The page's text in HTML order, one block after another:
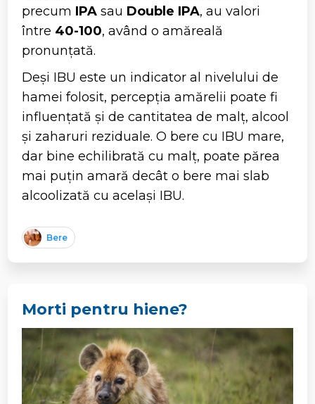
precum IPA sau Double IPA, au valori
între 40-100, având o amăreală
pronunțată.
Deși IBU este un indicator al nivelului de
hamei folosit, percepția amărelii poate fi
influențată și de cantitatea de malț, alcool
și zaharuri reziduale. O bere cu IBU mare,
dar bine echilibrată cu malț, poate părea
mai puțin amară decât o bere mai slab
alcoolizată cu același IBU.
Bere
Morti pentru hiene?